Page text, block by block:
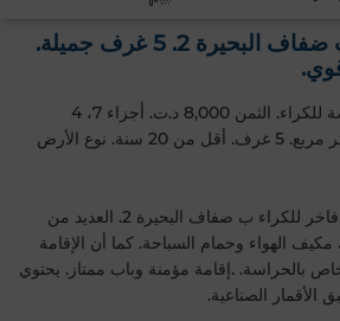
فيلا جميلة للكراء ب ضفاف البحيرة 2. 5 غرف جميلة.
فيلا ولا في الأحلام معروضة للكراء. الثمن 8,000 د.ت. أجزاء 7، 4
حمامات ، مساحة 400 متر مربع. 5 غرف. أقل من 20 سنة. نوع الأرض
تعال لاكتشاف فيلا ومنزل فاخر للكراء ب ضفاف البحيرة 2. العديد من
الهواء وحمام السباحة. كما أن الإقامة
بالحراسة. .إقامة مؤمنة وباب ممتاز. يحتوي
الأقمار الصناعية.